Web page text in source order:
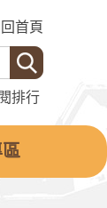
回首頁
排行